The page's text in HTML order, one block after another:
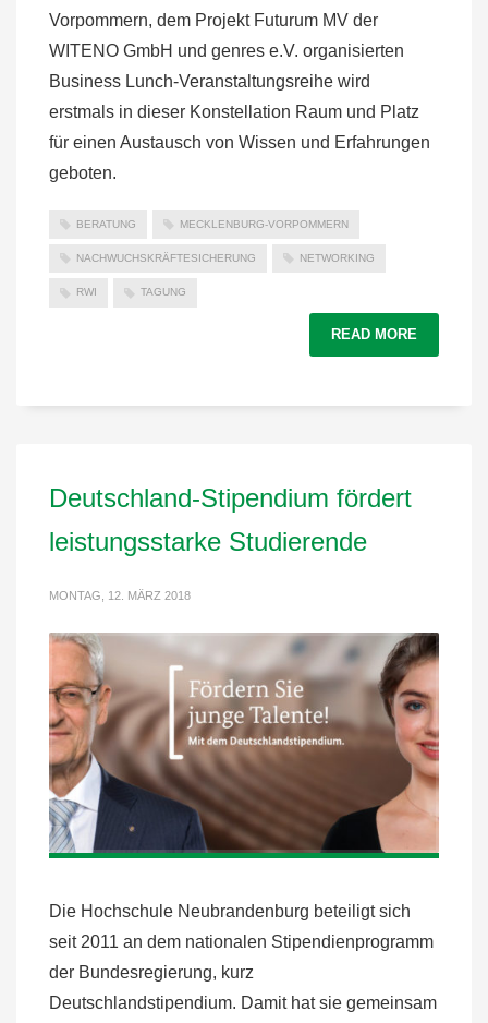
Vorpommern, dem Projekt Futurum MV der
WITENO GmbH und genres e.V. organisierten
Business Lunch-Veranstaltungsreihe wird
erstmals in dieser Konstellation Raum und Platz
für einen Austausch von Wissen und Erfahrungen
geboten.
BERATUNG MECKLENBURG-VORPOMMERN
NACHWUCHSKRÄFTESICHERUNG NETWORKING
RWI TAGUNG
READ MORE
Deutschland-Stipendium fördert
leistungsstarke Studierende
MONTAG, 12. MÄRZ 2018
Die Hochschule Neubrandenburg beteiligt sich
seit 2011 an dem nationalen Stipendienprogramm
der Bundesregierung, kurz
Deutschlandstipendium. Damit hat sie gemeinsam